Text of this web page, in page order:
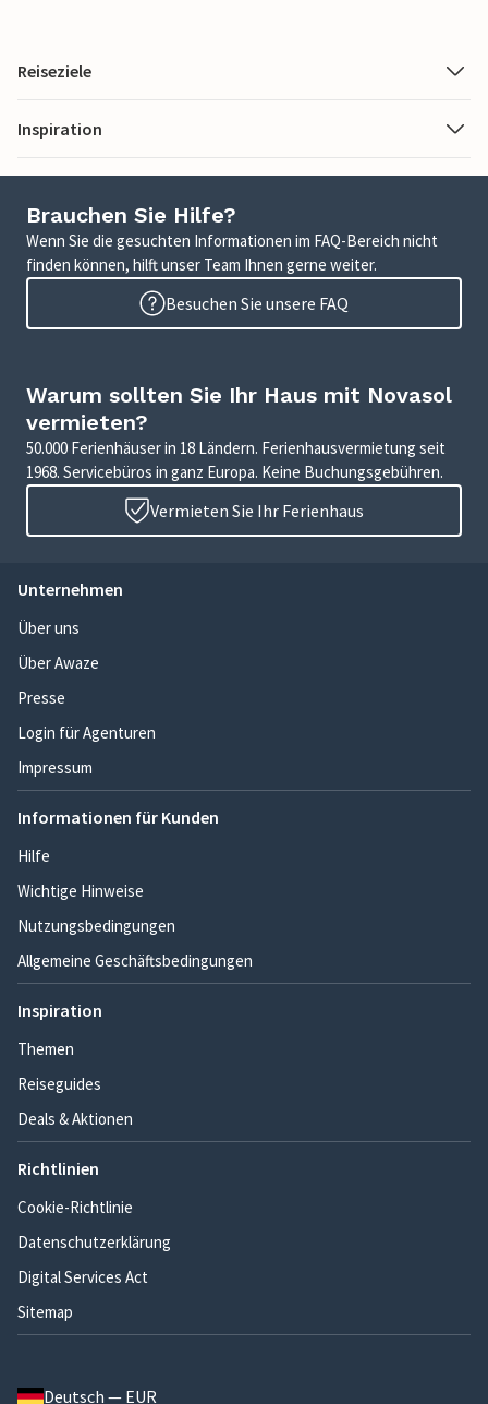
Reiseziele
Inspiration
Brauchen Sie Hilfe?
Wenn Sie die gesuchten Informationen im FAQ-Bereich nicht
finden können, hilft unser Team Ihnen gerne weiter.
Besuchen Sie unsere FAQ
Warum sollten Sie Ihr Haus mit Novasol
vermieten?
50.000 Ferienhäuser in 18 Ländern. Ferienhausvermietung seit
1968. Servicebüros in ganz Europa. Keine Buchungsgebühren.
Vermieten Sie Ihr Ferienhaus
Unternehmen
Über uns
Über Awaze
Presse
Login für Agenturen
Impressum
Informationen für Kunden
Hilfe
Wichtige Hinweise
Nutzungsbedingungen
Allgemeine Geschäftsbedingungen
Inspiration
Themen
Reiseguides
Deals & Aktionen
Richtlinien
Cookie-Richtlinie
Datenschutzerklärung
Digital Services Act
Sitemap
Deutsch — EUR